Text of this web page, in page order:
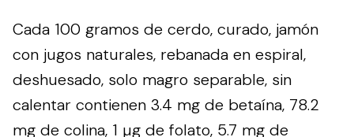
Cada 100 gramos de cerdo, curado, jamón
con jugos naturales, rebanada en espiral,
deshuesado, solo magro separable, sin
calentar contienen 3.4 mg de betaína, 78.2
mg de colina, 1 µg de folato, 5.7 mg de